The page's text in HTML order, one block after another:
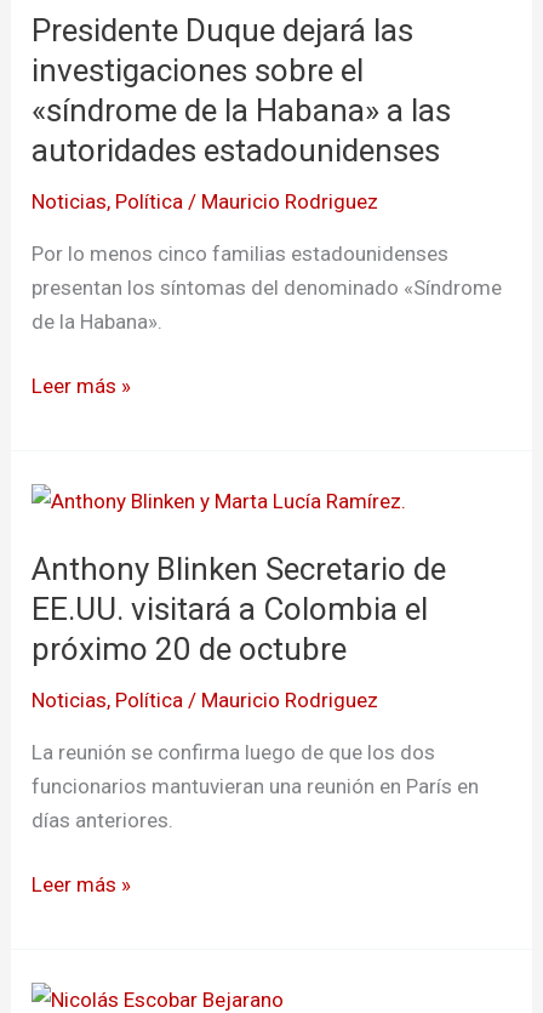
Presidente Duque dejará las
investigaciones sobre el
«síndrome de la Habana» a las
autoridades estadounidenses
Noticias, Política / Mauricio Rodriguez
Por lo menos cinco familias estadounidenses
presentan los síntomas del denominado «Síndrome
de la Habana».
dejará
las
investigaciones
sobre
el
«síndrome
la
Habana»
a
autoridades
Leer más »
Anthony Blinken Secretario de
EE.UU. visitará a Colombia el
próximo 20 de octubre
Noticias, Política / Mauricio Rodriguez
La reunión se confirma luego de que los dos
funcionarios mantuvieran una reunión en París en
días anteriores.
Anthony
Secretario
de
EE.UU.
visitará
a
de
Leer más »
EL